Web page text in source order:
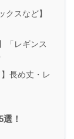
クスなど】
「レギンス
長め丈・レ
！